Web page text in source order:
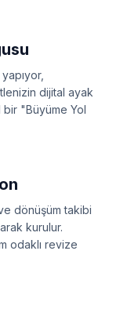
dijital ayak
"Büyüme Yol
dönüşüm takibi
kurulur.
odaklı revize